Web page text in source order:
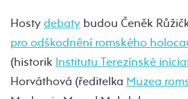
Hostydebaty budou Čeněk
pro odškodnění romského
(historik Institutu Terezínské
Horváthová (ředitelka Muzea